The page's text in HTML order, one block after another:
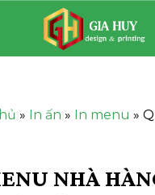
» In ấn » In menu »
NHÀ